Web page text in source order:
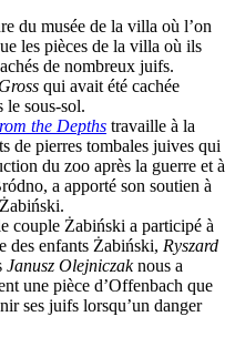
du musée de la villa où l’on
les pièces de la villa où ils
de nombreux juifs.
qui avait été cachée
le sous-sol.
the Depths travaille à la
de pierres tombales juives qui
du zoo après la guerre et à
a apporté son soutien à
couple Żabiński a participé à
des enfants Żabiński, Ryszard
Janusz Olejniczaknous a
une pièce d’Offenbach que
ses juifs lorsqu’un danger